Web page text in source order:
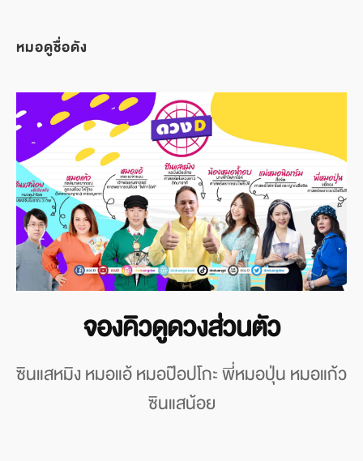
หมอดูชื่อดัง
จองคิวดูดวงส่วนตัว
ซินแสหมิง หมอแอ้ หมอป๊อปโกะ พี่หมอปุ่น หมอแก้ว
ซินแสน้อย